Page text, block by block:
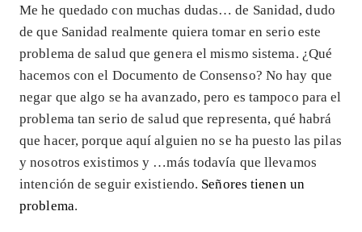
Me he quedado con muchas dudas… de Sanidad, dudo
de que Sanidad realmente quiera tomar en serio este
problema de salud que genera el mismo sistema. ¿Qué
hacemos con el Documento de Consenso? No hay que
negar que algo se ha avanzado, pero es tampoco para el
problema tan serio de salud que representa, qué habrá
que hacer, porque aquí alguien no se ha puesto las pilas
y nosotros existimos y …más todavía que llevamos
intención de seguir existiendo. Señores tienen un
problema.